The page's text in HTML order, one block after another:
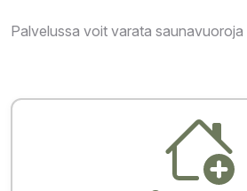
Palvelussa voit varata saunavuoroja